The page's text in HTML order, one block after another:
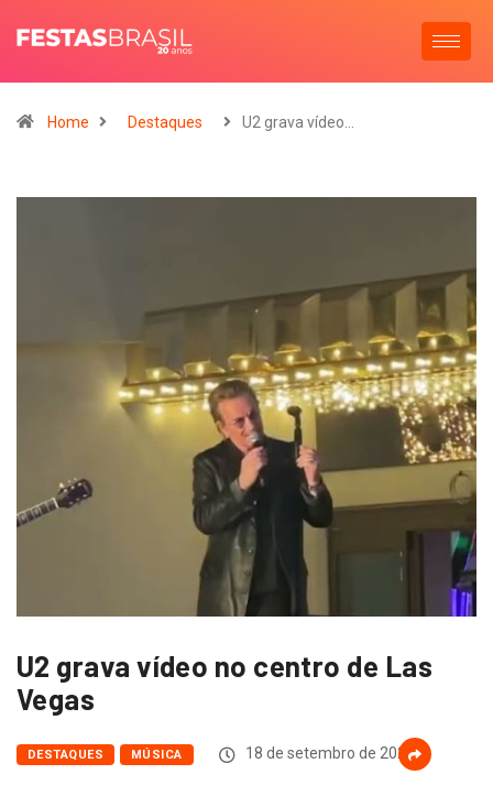
Home Destaques U2 grava vídeo…
U2 grava vídeo no centro de Las
Vegas
DESTAQUES MÚSICA 18 de setembro de 2023